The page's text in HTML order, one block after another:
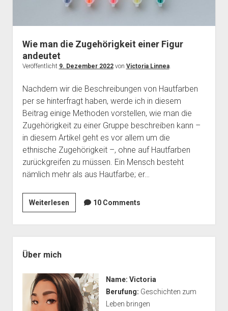
Wie man die Zugehörigkeit einer Figur
andeutet
Veröffentlicht 9. Dezember 2022von Victoria Linnea.
Nachdem wir die Beschreibungen von Hautfarben
per se hinterfragt haben, werde ich in diesem
Beitrag einige Methoden vorstellen, wie man die
Zugehörigkeit zu einer Gruppe beschreiben kann –
in diesem Artikel geht es vor allem um die
ethnische Zugehörigkeit –, ohne auf Hautfarben
zurückgreifen zu müssen. Ein Mensch besteht
nämlich mehr als aus Hautfarbe; er…
WeiterlesenWie
man
die
Zugehörigkeit
andeutet
10 Comments
Über mich
Name: Victoria
Berufung: Geschichten zum
Leben bringen